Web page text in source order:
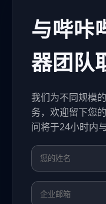
与哔咔
器团队
我们为不同规模
务，欢迎留下您
问将于24小时内